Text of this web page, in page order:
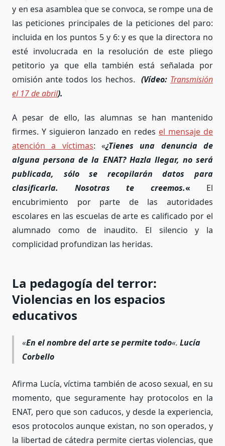
y en esa asamblea que se convoca, se rompe una de
las peticiones principales de la peticiones del paro:
incluida en los puntos 5 y 6: y es que la directora no
esté involucrada en la resolución de este pliego
petitorio ya que ella también está señalada por
omisión ante todos los hechos. (Vídeo: Transmisión
el 17 de abril).
A pesar de ello, las alumnas se han mantenido
firmes. Y siguieron lanzado en redes el mensaje de
atención a víctimas: «¿Tienes una denuncia de
alguna persona de la ENAT? Hazla llegar, no será
publicada, sólo se recopilarán datos para
clasificarla. Nosotras te creemos.« El
encubrimiento por parte de las autoridades
escolares en las escuelas de arte es calificado por el
alumnado como de inaudito. El silencio y la
complicidad profundizan las heridas.
La pedagogía del terror:
Violencias en los espacios
educativos
«En el nombre del arte se permite todo«. Lucía
Corbello
Afirma Lucía, víctima también de acoso sexual, en su
momento, que seguramente hay protocolos en la
ENAT, pero que son caducos, y desde la experiencia,
esos protocolos aunque existan, no son operados, y
la libertad de cátedra permite ciertas violencias, que